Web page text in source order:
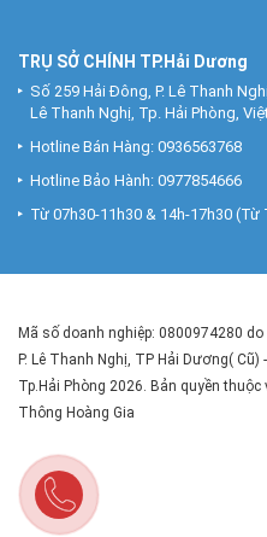
TRỤ SỞ CHÍNH TP.Hải Dương
Số 259 Hải Đông, P. Lê Thanh
Lê Thanh Nghị, Tp. Hải Phòng,
Hotline Bán Hàng: 0936563768
Hotline Bảo Hành: 0977854666
Từ 07h30-11h30 & 14h-17h30 (Từ
Mã số doanh nghiệp: 0800974280
P. Lê Thanh Nghị, TP Hải Dương(
Tp.Hải Phòng 2026. Bản quyền
Thông Hoàng Gia